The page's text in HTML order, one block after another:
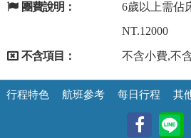
團費說明：
6歲以上需佔
NT.12000
不含項目： 不含小費,不
行程特色 航班參考 每日行程 其